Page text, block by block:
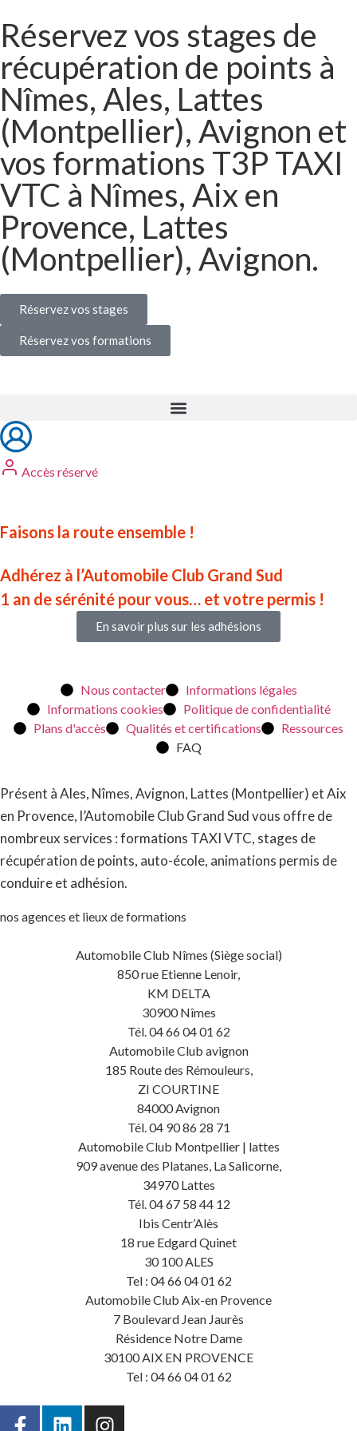
Réservez vos stages de
récupération de points à
Nîmes, Ales, Lattes
(Montpellier), Avignon et
vos formations T3P TAXI
VTC à Nîmes, Aix en
Provence, Lattes
(Montpellier), Avignon.
Réservez vos stages
Réservez vos formations
Accès réservé
Faisons la route ensemble !
Adhérez à l’Automobile Club Grand Sud
1 an de sérénité pour vous… et votre permis !
En savoir plus sur les adhésions
Nous contacter
Informations légales
Informations cookies
Politique de confidentialité
Plans d'accès
Qualités et certifications
Ressources
FAQ
Présent à Ales, Nîmes, Avignon, Lattes (Montpellier) et Aix
en Provence, l’Automobile Club Grand Sud vous offre de
nombreux services : formations TAXI VTC, stages de
récupération de points, auto-école, animations permis de
conduire et adhésion.
nos agences et lieux de formations
Automobile Club Nîmes (Siège social)
850 rue Etienne Lenoir,
KM DELTA
30900 Nîmes
Tél. 04 66 04 01 62
Automobile Club avignon
185 Route des Rémouleurs,
ZI COURTINE
84000 Avignon
Tél. 04 90 86 28 71
Automobile Club Montpellier | lattes
909 avenue des Platanes, La Salicorne,
34970 Lattes
Tél. 04 67 58 44 12
Ibis Centr’Alès
18 rue Edgard Quinet
30 100 ALES
Tel : 04 66 04 01 62
Automobile Club Aix-en Provence
7 Boulevard Jean Jaurès
Résidence Notre Dame
30100 AIX EN PROVENCE
Tel : 04 66 04 01 62